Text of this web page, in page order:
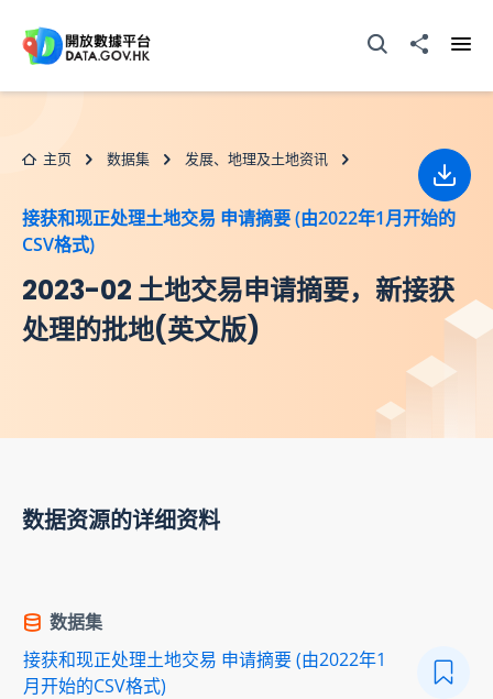
打开搜寻器分享至
主页 数据集 发展、地理及土地资讯
接获和现正处理土地交易 申请摘要 (由2022年1月开始的
CSV格式)
2023-02 土地交易申请摘要，新接获
处理的批地(英文版)
下载
数据资源的详细资料
数据集
接获和现正处理土地交易 申请摘要 (由2022年1
月开始的CSV格式)